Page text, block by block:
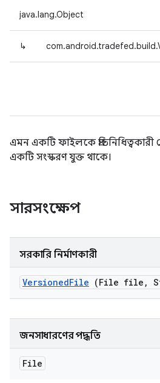
java.lang.Object
↳
এমন একটি ফাইলকে প্রতিনিধিত্বকারী
একটি সংস্করণ যুক্ত থাকে।
সারসংক্ষেপ
সরকারি নির্মাণকারী
VersionedFile (File file ,
জনসাধারণের পদ্ধতি
File